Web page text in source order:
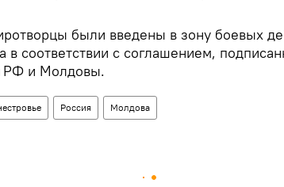
были введены в зону боевых
в соответствии с соглашением,
РФ и Молдовы.
Россия Молдова